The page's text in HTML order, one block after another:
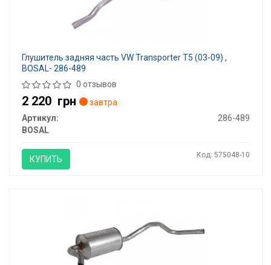
Глушитель задняя часть VW Transporter T5 (03-09) ,
BOSAL- 286-489
0 отзывов
2 220 грн
завтра
Артикул:
286-489
BOSAL
КУПИТЬ Код: 575048-10